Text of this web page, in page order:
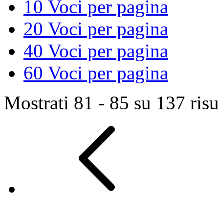
10 Voci per pagina
20 Voci per pagina
40 Voci per pagina
60 Voci per pagina
Mostrati 81 - 85 su 137